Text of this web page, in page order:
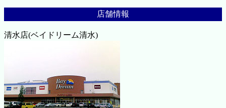
店舗情報
清水店(ベイドリーム清水)